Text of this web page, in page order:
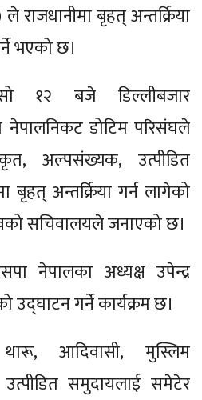
राजधानीमा बृहत् अन्तर्क्रिया
भएको छ।
१२ बजे डिल्लीबजार
नेपालनिकट डोटिम परिसंघले
अल्पसंख्यक, उत्पीडित
अन्तर्क्रिया गर्न लागेको
सचिवालयले जनाएको छ।
नेपालका अध्यक्ष उपेन्द्र
उद्घाटन गर्ने कार्यक्रम छ।
आदिवासी, मुस्लिम
समुदायलाई समेटेर